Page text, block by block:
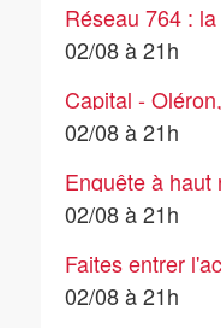
Réseau 764 :
arrête un
02/08 à 21h
Capital -
match des îles
02/08 à 21h
Enquête à haut
02/08 à 21h
Faites entrer
Scala : le
02/08 à 21h